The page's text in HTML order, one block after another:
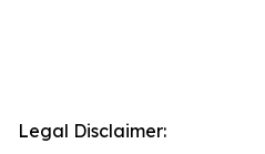
Legal Disclaimer: